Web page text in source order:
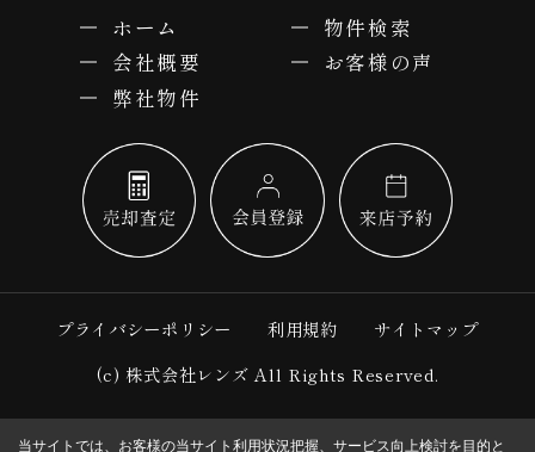
ホーム
物件検索
会社概要
お客様の声
弊社物件
プライバシーポリシー 利用規約
サイトマップ
(c) 株式会社レンズ All Rights Reserved.
当サイトでは、お客様の当サイト利用状況把握、サービス向上検討を目的と